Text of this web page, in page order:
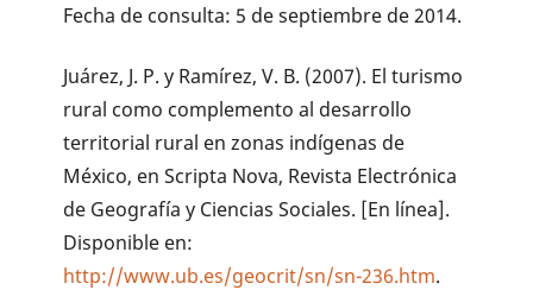
Fecha de consulta: 5 de septiembre de 2014.
Juárez, J. P. y Ramírez, V. B. (2007). El turismo
rural como complemento al desarrollo
territorial rural en zonas indígenas de
México, en Scripta Nova, Revista Electrónica
de Geografía y Ciencias Sociales. [En línea].
Disponible en:
http://www.ub.es/geocrit/sn/sn-236.htm.